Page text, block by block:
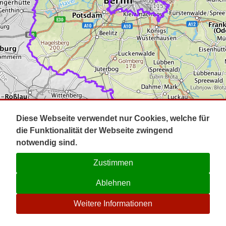
Impressum
Kontakt
☉
Diese Webseite verwendet nur Cookies, welche für
die Funktionalität der Webseite zwingend
notwendig sind.
Zustimmen
Ablehnen
Weitere Informationen